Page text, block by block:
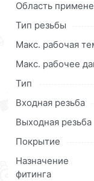
мышкой
кнопку«Быстрый
Условия
действительны
Наши
заказ и
доставки или
описанием,
Область
Тип резьбы
Макс. рабочая
Макс. рабочее
Тип
Входная резьба
Выходная резьба
Покрытие
Назначение
фитинга